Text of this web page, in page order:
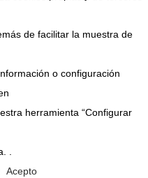
de facilitar la muestra de
o configuración
herramienta “Configurar
.
Acepto